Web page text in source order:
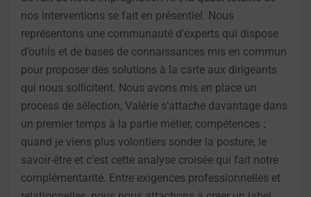
nos interventions se fait en présentiel. Nous
représentons une communauté d’experts qui dispose
d’outils et de bases de connaissances mis en commun
pour proposer des solutions à la carte aux dirigeants
qui nous sollicitent. Nous avons mis en place un
process de sélection, Valérie s’attache davantage dans
un premier temps à la partie métier, compétences ;
quand je viens plus volontiers sonder la posture, le
savoir-être et c’est cette analyse croisée qui fait notre
complémentarité. Entre exigences professionnelles et